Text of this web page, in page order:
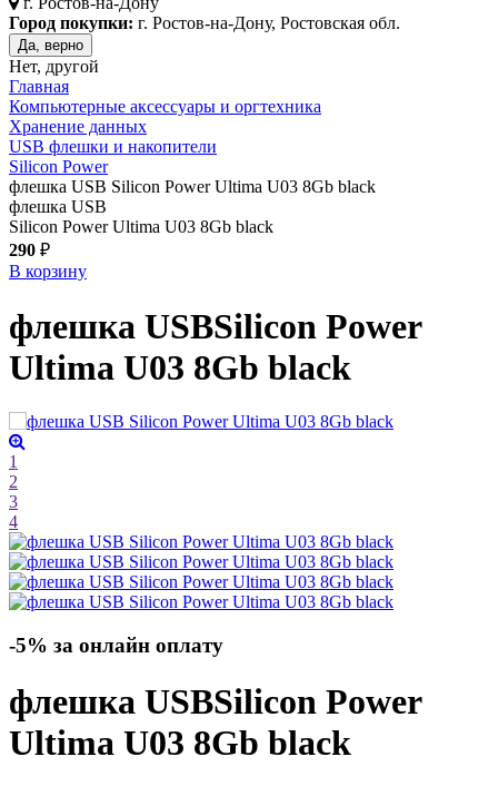
Город покупки: г. Ростов-на-Дону, Ростовская обл.
Да, верно
Нет, другой
Главная
Компьютерные аксессуары и оргтехника
Хранение данных
USB флешки и накопители
Silicon Power
флешка USB Silicon Power Ultima U03 8Gb black
флешка USB
Silicon Power Ultima U03 8Gb black
290 ₽
В корзину
флешка USBSilicon Power
Ultima U03 8Gb black
1
2
3
4
-5% за онлайн оплату
флешка USBSilicon Power
Ultima U03 8Gb black